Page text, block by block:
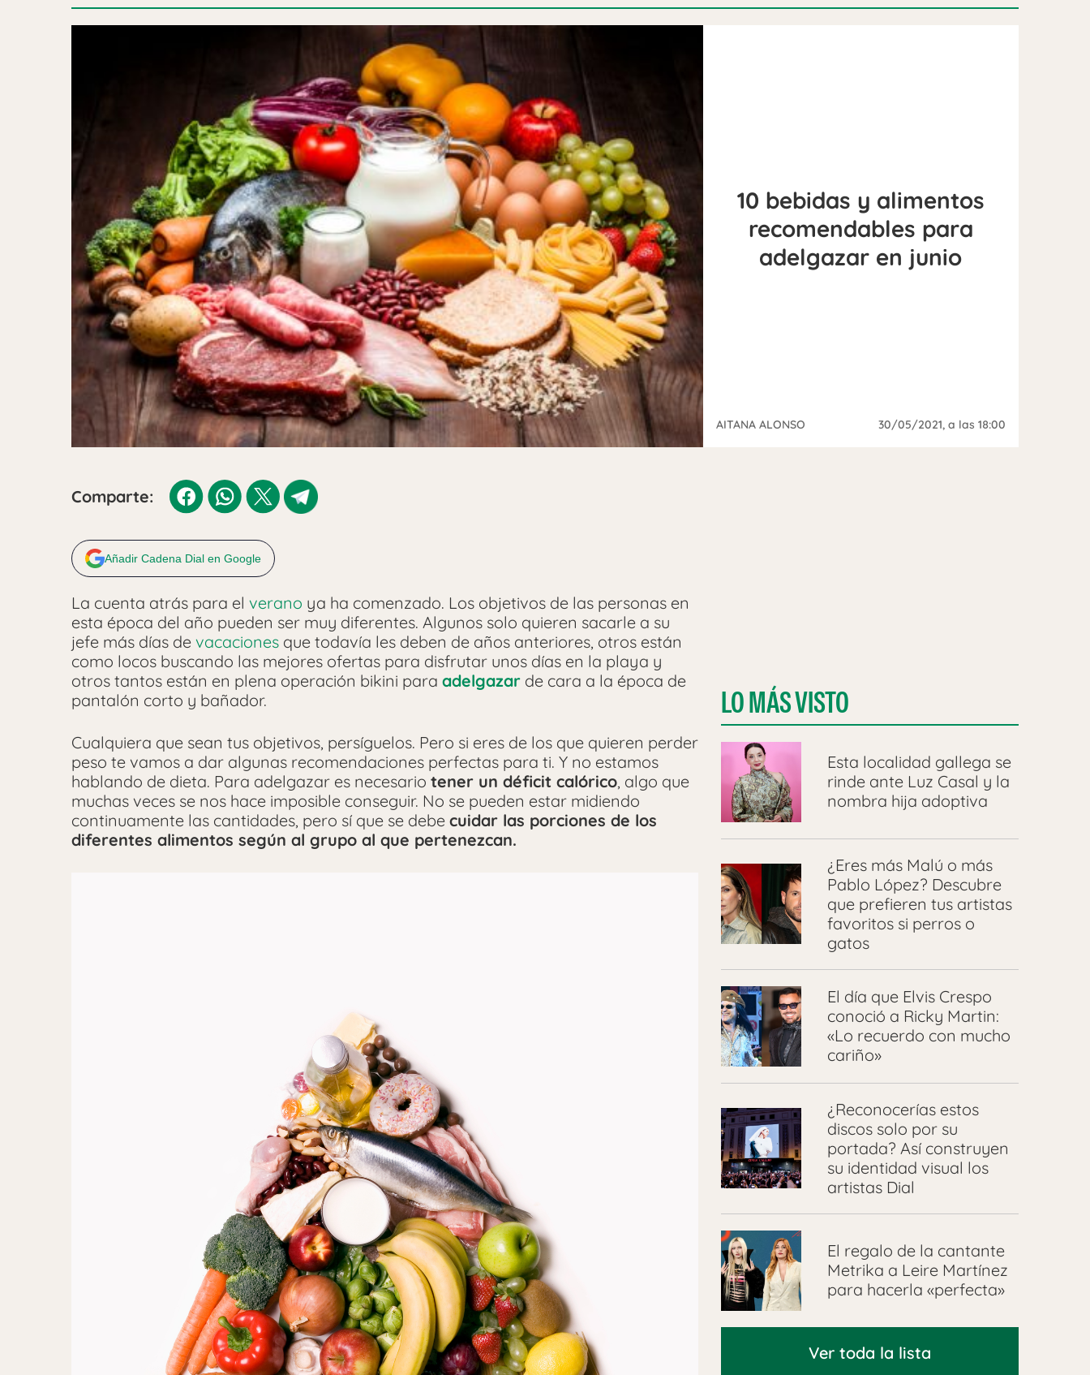
10 bebidas y alimentos
recomendables para
adelgazar en junio
AITANA ALONSO 30/05/2021, a las 18:00
Comparte:
Añadir Cadena Dial en Google
La cuenta atrás para el verano ya ha comenzado. Los objetivos de las personas en
esta época del año pueden ser muy diferentes. Algunos solo quieren sacarle a su
jefe más días de vacaciones que todavía les deben de años anteriores, otros están
como locos buscando las mejores ofertas para disfrutar unos días en la playa y
otros tantos están en plena operación bikini para adelgazar de cara a la época de
pantalón corto y bañador.
Cualquiera que sean tus objetivos, persíguelos. Pero si eres de los que quieren perder
peso te vamos a dar algunas recomendaciones perfectas para ti. Y no estamos
hablando de dieta. Para adelgazar es necesario tener un déficit calórico, algo que
muchas veces se nos hace imposible conseguir. No se pueden estar midiendo
continuamente las cantidades, pero sí que se debe cuidar las porciones de los
diferentes alimentos según al grupo al que pertenezcan.
LO MÁS VISTO
Esta localidad gallega se
rinde ante Luz Casal y la
nombra hija adoptiva
¿Eres más Malú o más
Pablo López? Descubre
que prefieren tus artistas
favoritos si perros o
gatos
El día que Elvis Crespo
conoció a Ricky Martin:
«Lo recuerdo con mucho
cariño»
¿Reconocerías estos
discos solo por su
portada? Así construyen
su identidad visual los
artistas Dial
El regalo de la cantante
Metrika a Leire Martínez
para hacerla «perfecta»
Ver toda la lista